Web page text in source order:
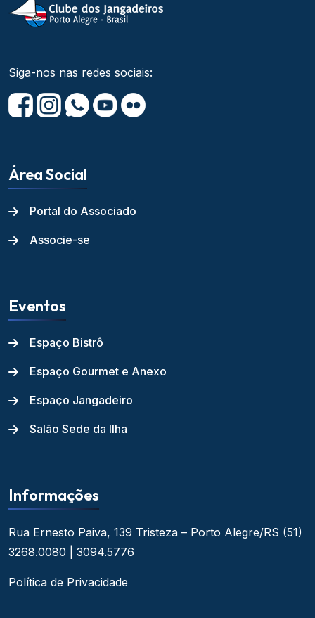
Siga-nos nas redes sociais:
Área Social
Portal do Associado
Associe-se
Eventos
Espaço Bistrô
Espaço Gourmet e Anexo
Espaço Jangadeiro
Salão Sede da Ilha
Informações
Rua Ernesto Paiva, 139 Tristeza – Porto Alegre/RS (51)
3268.0080 | 3094.5776
Política de Privacidade